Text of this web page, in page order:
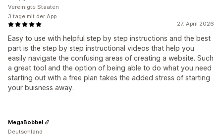
27. April 2026
Easy to use with helpful step by step instructions and the best
part is the step by step instructional videos that help you
easily navigate the confusing areas of creating a website. Such
a great tool and the option of being able to do what you need
starting out with a free plan takes the added stress of starting
your buisness away.
Vereinigte Staaten
3 tage mit der App
MegaBobbel
Deutschland